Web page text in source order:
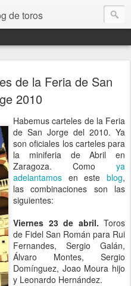
de toros
de la Feria de San
2010
Habemus carteles de la Feria
de San Jorge del 2010. Ya
son oficiales los carteles para
la miniferia de Abril en
Zaragoza. Como ya
adelantamos en este blog,
las combinaciones son las
siguientes:
Viernes 23 de abril. Toros
de Fidel San Román para Rui
Fernandes, Sergio Galán,
Álvaro Montes, Sergio
Domínguez, Joao Moura hijo
y Leonardo Hernández.